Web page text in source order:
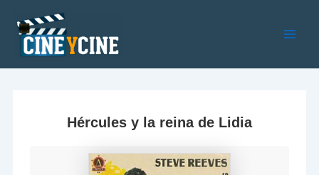
contenido
Hércules y la reina de Lidia